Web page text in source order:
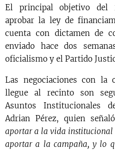
El principal objetivo del
aprobar la ley de
cuenta con dictamen de
enviado hace dos
oficialismo y el Partido
Las negociaciones con la
llegue al recinto son
Asuntos Institucionales
Adrian Pérez, quien
aportar a la vida institucional
aportar a la campaña, y lo